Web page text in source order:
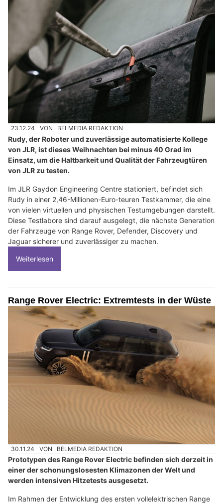
23.12.24 VON BELMEDIA REDAKTION
Rudy, der Roboter und zuverlässige automatisierte Kollege
von JLR, ist dieses Weihnachten bei minus 40 Grad im
Einsatz, um die Haltbarkeit und Qualität der Fahrzeugtüren
von JLR zu testen.
Im JLR Gaydon Engineering Centre stationiert, befindet sich
Rudy in einer 2,46-Millionen-Euro-teuren Testkammer, die eine
von vielen virtuellen und physischen Testumgebungen darstellt.
Diese Testlabore sind darauf ausgelegt, die nächste Generation
der Fahrzeuge von Range Rover, Defender, Discovery und
Jaguar sicherer und zuverlässiger zu machen.
Weiterlesen
Range Rover Electric: Extremtests in der Wüste
30.11.24 VON BELMEDIA REDAKTION
Prototypen des Range Rover Electric befinden sich derzeit in
einer der schonungslosesten Klimazonen der Welt und
werden intensiven Hitzetests ausgesetzt.
Im Rahmen der Entwicklung des ersten vollelektrischen Range